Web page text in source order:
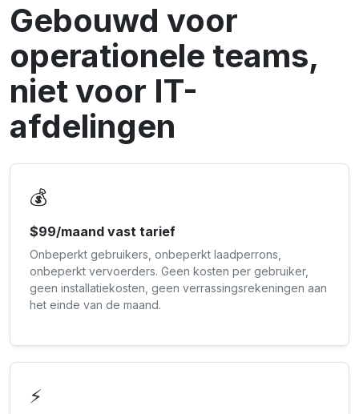
Gebouwd voor
operationele teams,
niet voor IT-
afdelingen
💰
$99/maand vast tarief
Onbeperkt gebruikers, onbeperkt laadperrons,
onbeperkt vervoerders. Geen kosten per gebruiker,
geen installatiekosten, geen verrassingsrekeningen aan
het einde van de maand.
⚡